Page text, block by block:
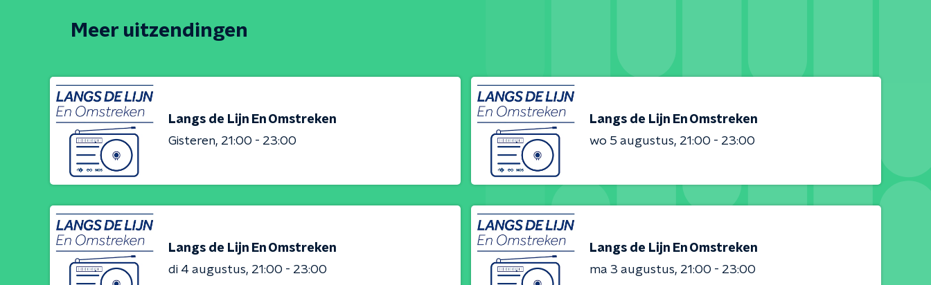
Meer uitzendingen
Langs de Lijn En Omstreken
Gisteren 21:00 - 23:00
Langs de Lijn En Omstreken
wo 5 augustus 21:00 - 23:00
Langs de Lijn En Omstreken
di 4 augustus 21:00 - 23:00
Langs de Lijn En Omstreken
ma 3 augustus 21:00 - 23:00